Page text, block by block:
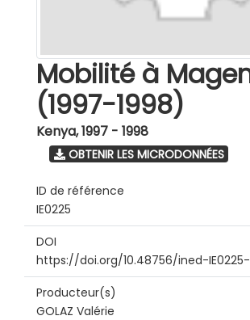
Mobilité à
(1997-1998)
Kenya,1997 - 1998
OBTENIR LES MICRODONNÉES
ID de référence
IE0225
DOI
https://doi.org/10.48756/ined-
Producteur(s)
GOLAZ Valérie